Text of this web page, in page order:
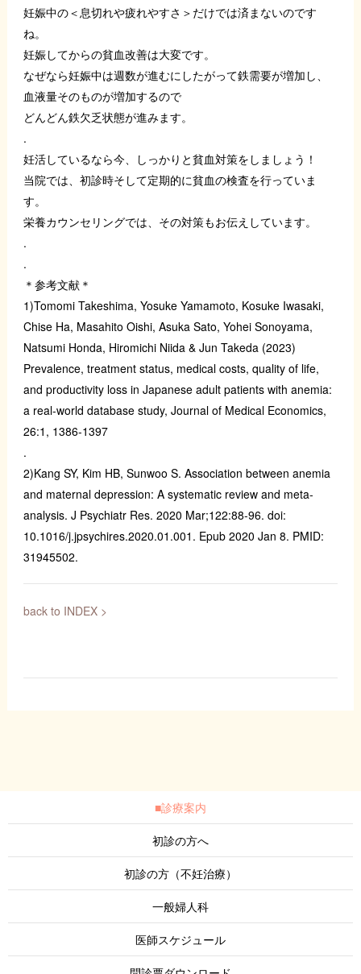
妊娠中の＜息切れや疲れやすさ＞だけでは済まないのです
ね。
妊娠してからの貧血改善は大変です。
なぜなら妊娠中は週数が進むにしたがって鉄需要が増加し、
血液量そのものが増加するので
どんどん鉄欠乏状態が進みます。
.
妊活しているなら今、しっかりと貧血対策をしましょう！
当院では、初診時そして定期的に貧血の検査を行っていま
す。
栄養カウンセリングでは、その対策もお伝えしています。
.
.
＊参考文献＊
1)Tomomi Takeshima, Yosuke Yamamoto, Kosuke Iwasaki,
Chise Ha, Masahito Oishi, Asuka Sato, Yohei Sonoyama,
Natsumi Honda, Hiromichi Niida & Jun Takeda (2023)
Prevalence, treatment status, medical costs, quality of life,
and productivity loss in Japanese adult patients with anemia:
a real-world database study, Journal of Medical Economics,
26:1, 1386-1397
.
2)Kang SY, Kim HB, Sunwoo S. Association between anemia
and maternal depression: A systematic review and meta-
analysis. J Psychiatr Res. 2020 Mar;122:88-96. doi:
10.1016/j.jpsychires.2020.01.001. Epub 2020 Jan 8. PMID:
31945502.
back to INDEX >
■診療案内
初診の方へ
初診の方（不妊治療）
一般婦人科
医師スケジュール